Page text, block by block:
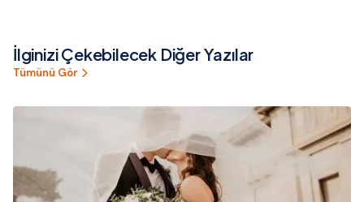
İlginizi Çekebilecek Diğer Yazılar
Tümünü Gör